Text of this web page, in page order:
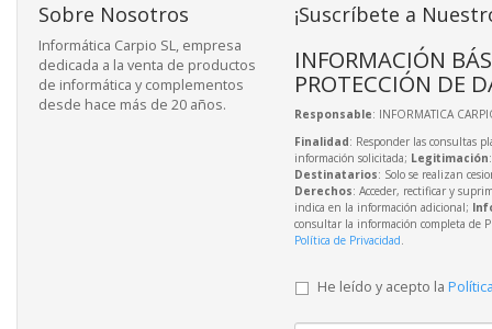
Sobre Nosotros
Informática Carpio SL, empresa
dedicada a la venta de productos
de informática y complementos
desde hace más de 20 años.
¡Suscríbete a
INFORMACIÓN
PROTECCIÓN DE
Responsable: INFORMATICA
Finalidad: Responder las consultas
información solicitada; Legitimación
Destinatarios: Solo se realizan
Derechos: Acceder, rectificar y
indica en la información adicional;
consultar la información completa de
Política de Privacidad.
He leído y acepto la